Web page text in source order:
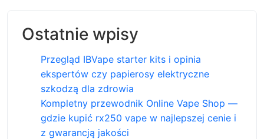
Ostatnie wpisy
Przegląd IBVape starter kits i opinia
ekspertów czy papierosy elektryczne
szkodzą dla zdrowia
Kompletny przewodnik Online Vape Shop —
gdzie kupić rx250 vape w najlepszej cenie i
z gwarancją jakości